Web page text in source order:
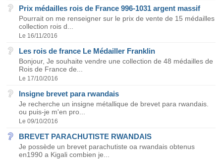
Prix médailles rois de France 996-1031 argent massif
Pourrait on me renseigner sur le prix de vente de 15 médailles
collection rois d...
Le 16/11/2016
Les rois de france Le Médailler Franklin
Bonjour, Je souhaite vendre une collection de 48 médailles de
Rois de France de...
Le 17/10/2016
Insigne brevet para rwandais
Je recherche un insigne métallique de brevet para rwandais.
ou puis-je m'en pro...
Le 09/10/2016
BREVET PARACHUTISTE RWANDAIS
Je possède un brevet parachutiste oa rwandais obtenus
en1990 a Kigali combien je...